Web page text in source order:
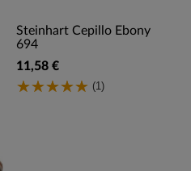
Steinhart Cepillo Ebony
694
11,58 €
(1)